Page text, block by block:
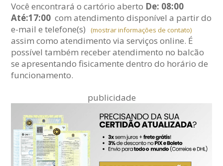
Você encontrará o cartório aberto De: 08:00
Até:17:00 com atendimento disponível a partir do
e-maile telefone(s) (mostrar informações de contato)
assim como atendimento via serviços online. É
possível também receber atendimento no balcão
se apresentando fisicamente dentro do horário de
funcionamento.
publicidade